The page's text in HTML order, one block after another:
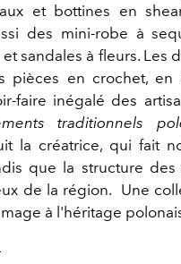
et bottines en
des mini-robe à
sandales à fleurs. Les
pièces en crochet,
faire inégalé des
traditionnels
la créatrice, qui fait
que la structure
de la région. Une
à l'héritage